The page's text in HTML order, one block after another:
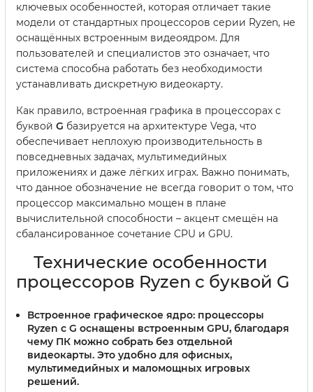
ключевых особенностей, которая отличает такие
модели от стандартных процессоров серии Ryzen, не
оснащённых встроенным видеоядром. Для
пользователей и специалистов это означает, что
система способна работать без необходимости
устанавливать дискретную видеокарту.
Как правило, встроенная графика в процессорах с
буквой G базируется на архитектуре Vega, что
обеспечивает неплохую производительность в
повседневных задачах, мультимедийных
приложениях и даже лёгких играх. Важно понимать,
что данное обозначение не всегда говорит о том, что
процессор максимально мощен в плане
вычислительной способности – акцент смещён на
сбалансированное сочетание CPU и GPU.
Технические особенности
процессоров Ryzen с буквой G
Встроенное графическое ядро: процессоры
Ryzen с G оснащены встроенным GPU, благодаря
чему ПК можно собрать без отдельной
видеокарты. Это удобно для офисных,
мультимедийных и маломощных игровых
решений.